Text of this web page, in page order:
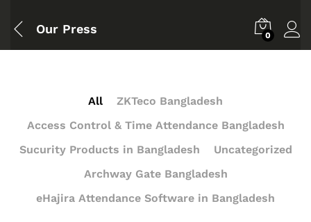
Our Press 0
All
ZKTeco Bangladesh
Access Control & Time Attendance Bangladesh
Sucurity Products in Bangladesh
Uncategorized
Archway Gate Bangladesh
eHajira Attendance Software in Bangladesh